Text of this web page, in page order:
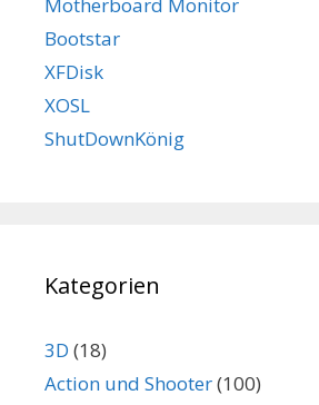
Motherboard Monitor
Bootstar
XFDisk
XOSL
ShutDownKönig
Kategorien
3D (18)
Action und Shooter(100)